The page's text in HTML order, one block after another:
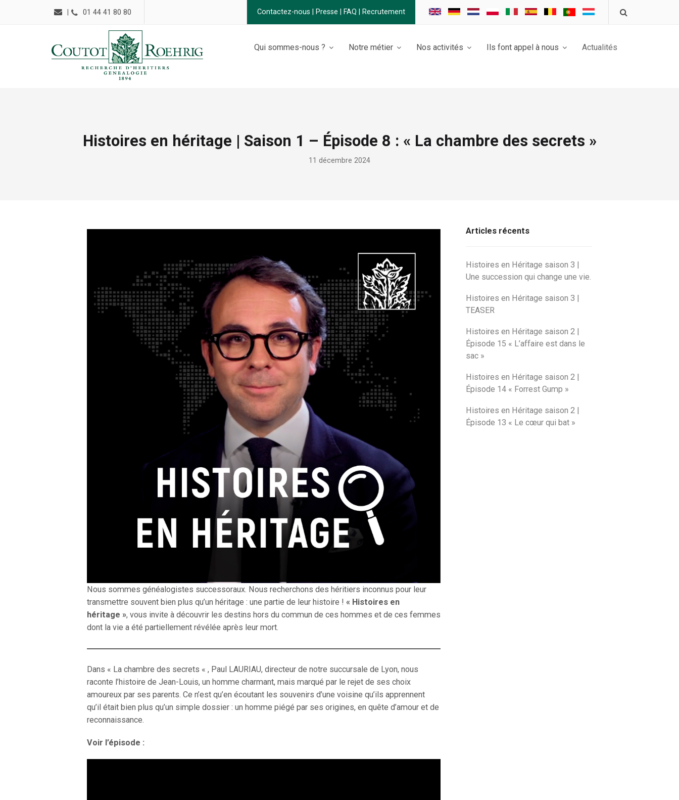
01 44 41 80 80 Contactez-nous Presse FAQ Recrutement
Qui sommes-nous ? Notre métier Nos activités Ils font appel à nous Actualités
Histoires en héritage | Saison 1 – Épisode 8 : « La chambre des secrets »
11 décembre 2024
Nous sommes généalogistes successoraux. Nous recherchons des héritiers inconnus pour leur
transmettre souvent bien plus qu’un héritage : une partie de leur histoire ! « Histoires en
héritage », vous invite à découvrir les destins hors du commun de ces hommes et de ces femmes
dont la vie a été partiellement révélée après leur mort.
Dans « La chambre des secrets « , Paul LAURIAU, directeur de notre succursale de Lyon, nous
raconte l’histoire de Jean-Louis, un homme charmant, mais marqué par le rejet de ses choix
amoureux par ses parents. Ce n’est qu’en écoutant les souvenirs d’une voisine qu’ils apprennent
qu’il était bien plus qu’un simple dossier : un homme piégé par ses origines, en quête d’amour et de
reconnaissance.
Voir l’épisode :
Articles récents
Histoires en Héritage saison 3 |
Une succession qui change une vie.
Histoires en Héritage saison 3 |
TEASER
Histoires en Héritage saison 2 |
Épisode 15 « L’affaire est dans le
sac »
Histoires en Héritage saison 2 |
Épisode 14 « Forrest Gump »
Histoires en Héritage saison 2 |
Épisode 13 « Le cœur qui bat »